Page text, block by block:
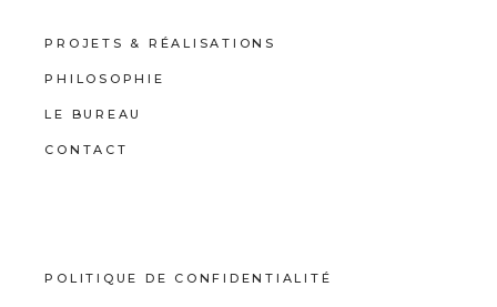
PROJETS & RÉALISATIONS
PHILOSOPHIE
LE BUREAU
CONTACT
POLITIQUE DE CONFIDENTIALITÉ